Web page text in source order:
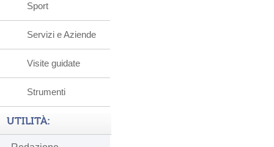
Sport
Servizi e Aziende
Visite guidate
Strumenti
UTILITÀ: